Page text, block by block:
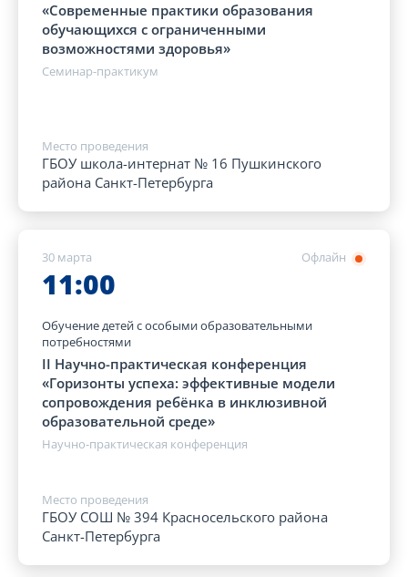
«Современные практики образования
обучающихся с ограниченными
возможностями здоровья»
Семинар-практикум
Место проведения
ГБОУ школа-интернат № 16 Пушкинского
района Санкт-Петербурга
Офлайн
30 марта
11:00
Обучение детей с особыми образовательными
потребностями
II Научно-практическая конференция
«Горизонты успеха: эффективные модели
сопровождения ребёнка в инклюзивной
образовательной среде»
Научно-практическая конференция
Место проведения
ГБОУ СОШ № 394 Красносельского района
Санкт-Петербурга